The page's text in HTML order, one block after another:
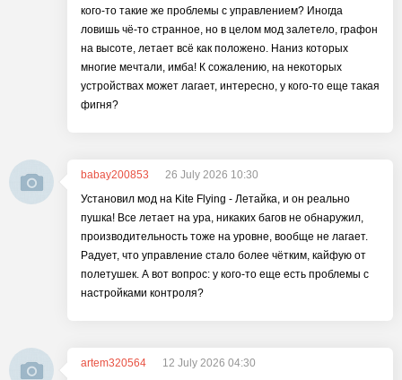
кого-то такие же проблемы с управлением? Иногда
ловишь чё-то странное, но в целом мод залетело, графон
на высоте, летает всё как положено. Наниз которых
многие мечтали, имба! К сожалению, на некоторых
устройствах может лагает, интересно, у кого-то еще такая
фигня?
babay200853
26 July 2026 10:30
Установил мод на Kite Flying - Летайка, и он реально
пушка! Все летает на ура, никаких багов не обнаружил,
производительность тоже на уровне, вообще не лагает.
Радует, что управление стало более чётким, кайфую от
полетушек. А вот вопрос: у кого-то еще есть проблемы с
настройками контроля?
artem320564
12 July 2026 04:30